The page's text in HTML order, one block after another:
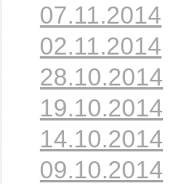
07.11.2014
02.11.2014
28.10.2014
19.10.2014
14.10.2014
09.10.2014